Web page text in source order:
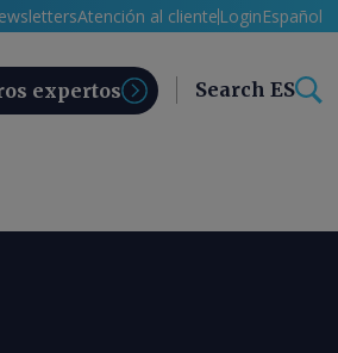
Atención al cliente LoginEspañol
expertos Search ES